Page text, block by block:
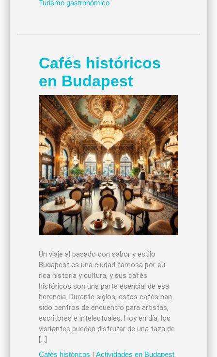
Turismo gastronómico
Cafés históricos
en Budapest
Un viaje al pasado con sabor y estilo
Budapest es una ciudad famosa por su
rica historia y cultura, y sus cafés
históricos son una parte esencial de esa
herencia. Durante siglos, estos cafés han
sido centros de encuentro para artistas,
escritores e intelectuales. Hoy en día, los
visitantes pueden disfrutar de una taza de
[…]
Cafés históricos | Actividades en Budapest,